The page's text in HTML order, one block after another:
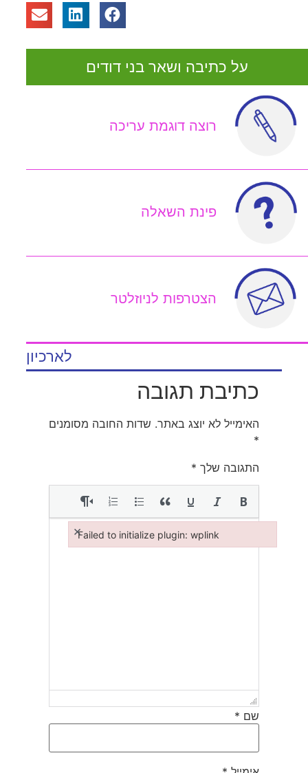
על כתיבה ושאר בני דודים
רוצה דוגמת עריכה
פינת השאלה
הצטרפות לניוזלטר
לארכיון
כתיבת תגובה
האימייל לא יוצג באתר. שדות החובה מסומנים
*
התגובה שלך *
שם *
Failed to initialize plugin: wplink
×
Failed to initialize plugin: wplink